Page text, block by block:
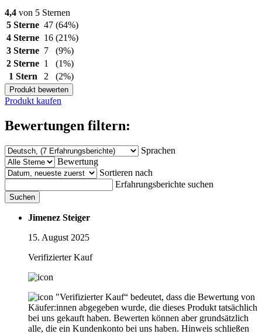
4,4 von 5 Sternen
5 Sterne 47 (64%)
4 Sterne 16 (21%)
3 Sterne 7
(9%)
2 Sterne 1
(1%)
1 Stern
2 (2%)
Produkt bewerten
Produkt kaufen
Bewertungen filtern:
Sprachen
Bewertung
Sortieren nach
Erfahrungsberichte suchen
Suchen
Jimenez Steiger
15. August 2025
Verifizierter Kauf
"Verifizierter Kauf“ bedeutet, dass die Bewertung von
Käufer:innen abgegeben wurde, die dieses Produkt tatsächlich
bei uns gekauft haben. Bewerten können aber grundsätzlich
alle, die ein Kundenkonto bei uns haben. Hinweis schließen